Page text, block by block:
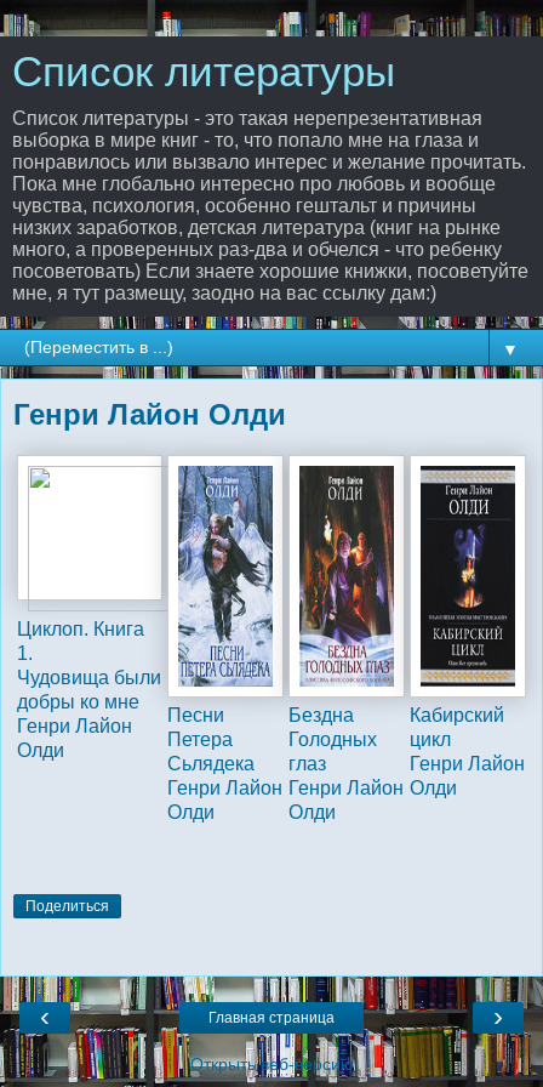
Список литературы
Список литературы - это такая нерепрезентативная
выборка в мире книг - то, что попало мне на глаза и
понравилось или вызвало интерес и желание прочитать.
Пока мне глобально интересно про любовь и вообще
чувства, психология, особенно гештальт и причины
низких заработков, детская литература (книг на рынке
много, а проверенных раз-два и обчелся - что ребенку
посоветовать) Если знаете хорошие книжки, посоветуйте
мне, я тут размещу, заодно на вас ссылку дам:)
▼
Генри Лайон Олди
Циклоп. Книга
1.
Чудовища были
добры ко мне
Генри Лайон
Олди
Песни
Петера
Сьлядека
Генри Лайон
Олди
Бездна
Голодных
глаз
Генри Лайон
Олди
Кабирский
цикл
Генри Лайон
Олди
Поделиться
‹ ›
Главная страница
Открыть веб-версию